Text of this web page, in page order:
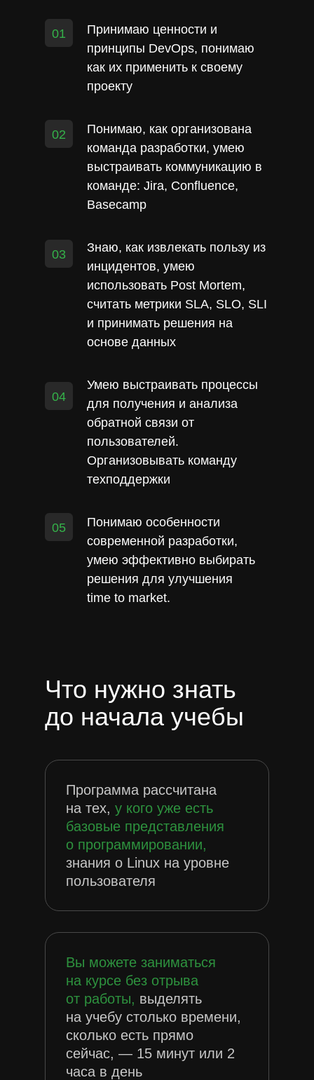
Принимаю ценности и
принципы DevOps, понимаю
как их применить к своему
проекту
01
Понимаю особенности
современной разработки,
умею эффективно выбирать
решения для улучшения
time to market.
02
03
Понимаю, как организована
команда разработки, умею
выстраивать коммуникацию в
команде: Jira, Confluence,
Basecamp
04
Умею выстраивать процессы
для получения и анализа
обратной связи от
пользователей.
Организовывать команду
техподдержки
05
Знаю, как извлекать пользу из
инцидентов, умею
использовать Post Mortem,
считать метрики SLA, SLO, SLI
и принимать решения на
основе данных
Вы можете заниматься
на курсе без отрыва
от работы, выделять
на учебу столько времени,
сколько есть прямо
сейчас, — 15 минут или 2
часа в день
Что нужно знать
до начала учебы
Программа рассчитана
на тех, у кого уже есть
базовые представления
о программировании,
знания о Linux на уровне
пользователя